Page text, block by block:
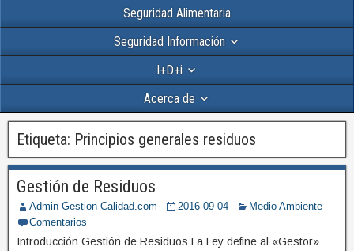
Seguridad Alimentaria
Seguridad Información
I+D+i
Acerca de
Etiqueta: Principios generales residuos
Gestión de Residuos
Admin Gestion-Calidad.com 2016-09-04
Medio Ambiente
Comentarios
Introducción Gestión de Residuos La Ley define al «Gestor»